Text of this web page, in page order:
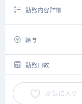
勤務内容詳細
給与
勤務日数
お気に入り